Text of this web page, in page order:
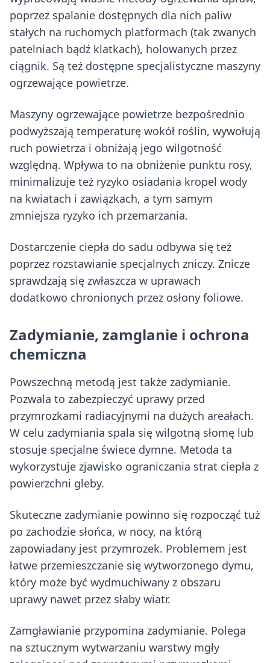
poprzez spalanie dostępnych dla nich paliw
stałych na ruchomych platformach (tak zwanych
patelniach bądź klatkach), holowanych przez
ciągnik. Są też dostępne specjalistyczne maszyny
ogrzewające powietrze.
Maszyny ogrzewające powietrze bezpośrednio
podwyższają temperaturę wokół roślin, wywołują
ruch powietrza i obniżają jego wilgotność
względną. Wpływa to na obniżenie punktu rosy,
minimalizuje też ryzyko osiadania kropel wody
na kwiatach i zawiązkach, a tym samym
zmniejsza ryzyko ich przemarzania.
Dostarczenie ciepła do sadu odbywa się też
poprzez rozstawianie specjalnych zniczy. Znicze
sprawdzają się zwłaszcza w uprawach
dodatkowo chronionych przez osłony foliowe.
Zadymianie, zamglanie i ochrona
chemiczna
Powszechną metodą jest także zadymianie.
Pozwala to zabezpieczyć uprawy przed
przymrozkami radiacyjnymi na dużych areałach.
W celu zadymiania spala się wilgotną słomę lub
stosuje specjalne świece dymne. Metoda ta
wykorzystuje zjawisko ograniczania strat ciepła z
powierzchni gleby.
Skuteczne zadymianie powinno się rozpocząć tuż
po zachodzie słońca, w nocy, na którą
zapowiadany jest przymrozek. Problemem jest
łatwe przemieszczanie się wytworzonego dymu,
który może być wydmuchiwany z obszaru
uprawy nawet przez słaby wiatr.
Zamgławianie przypomina zadymianie. Polega
na sztucznym wytwarzaniu warstwy mgły